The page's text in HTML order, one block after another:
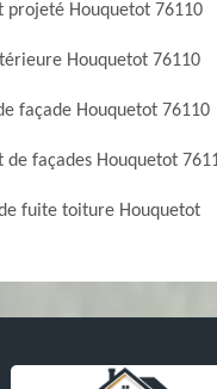
projeté Houquetot 76110
Houquetot 76110
façade Houquetot 76110
de façades Houquetot
fuite toiture Houquetot